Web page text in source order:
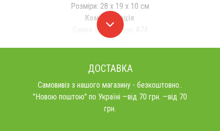
Розміри: 28 х 19 х 10 см
Комплектація:
Сумка через плече A74
ДОСТАВКА
Самовивіз з нашого магазину - безкоштовно..
"Новою поштою" по Україні —від 70 грн. —від 70
грн.